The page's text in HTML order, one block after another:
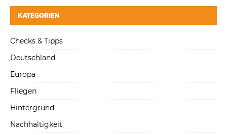
KATEGORIEN
Checks & Tipps
Deutschland
Europa
Fliegen
Hintergrund
Nachhaltigkeit